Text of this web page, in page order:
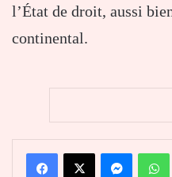
l’État de droit, aussi
continental.
FacebookX